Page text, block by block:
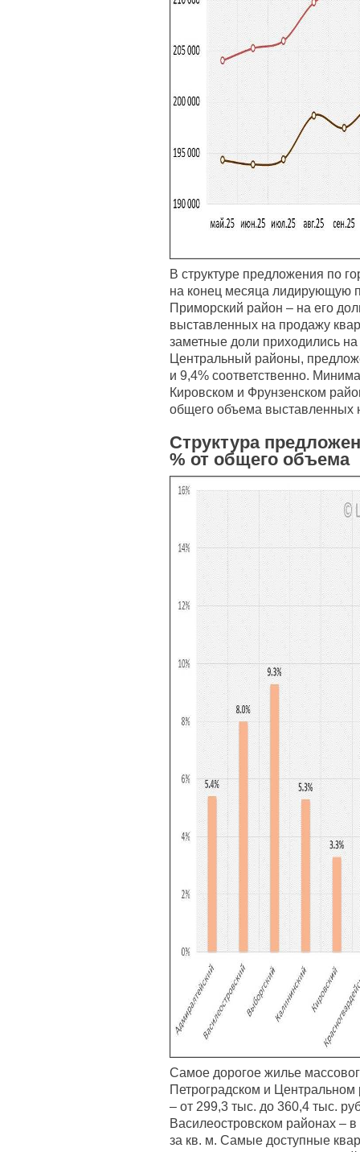
В структуре предложения по
на конец месяца лидирующую
Приморский район – на его
выставленных на продажу
заметные доли приходились
Центральный районы,
и 9,4% соответственно.
Кировском и Фрунзенском
общего объема выставленных
Структура
% от общего объема
Самое дорогое жилье
Петроградском и Центральном
– от 299,3 тыс. до 360,4 тыс.
Василеостровском районах –
за кв. м. Самые доступные